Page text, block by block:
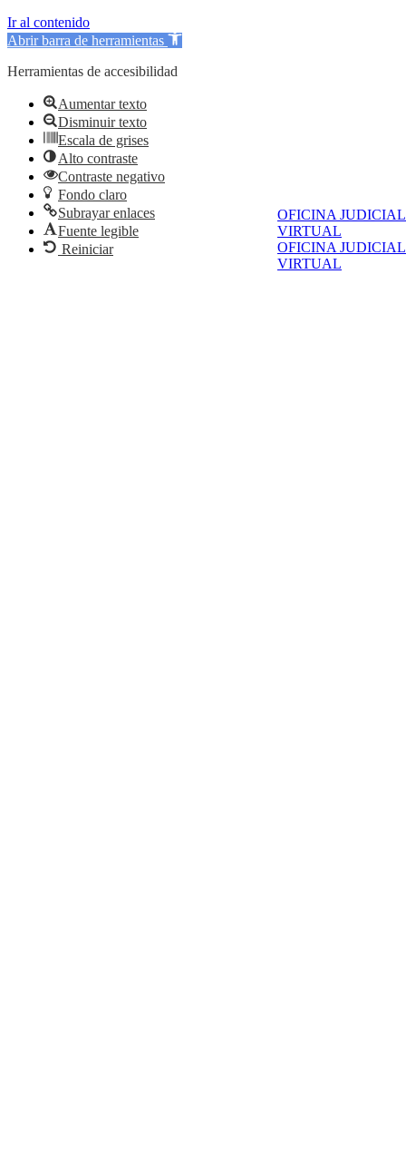
OFICINA JUDICIAL
VIRTUAL
OFICINA JUDICIAL
VIRTUAL
Ir al contenido
Abrir barra de herramientas
Herramientas de accesibilidad
Aumentar texto
Disminuir texto
Escala de grises
Alto contraste
Contraste negativo
Fondo claro
Subrayar enlaces
Fuente legible
Reiniciar